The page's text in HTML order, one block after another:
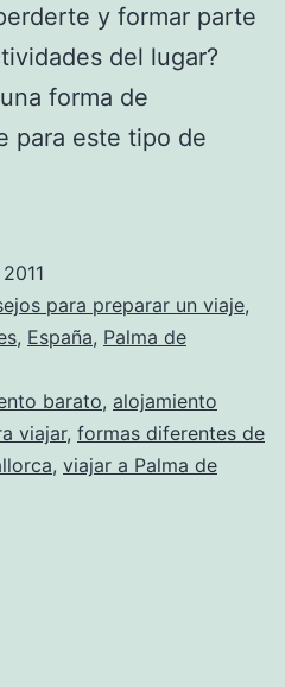
y formar parte
del lugar?
forma de
para este tipo de
para preparar un viaje,
, España, Palma de
barato, alojamiento
viajar, formas diferentes de
, viajar a Palma de